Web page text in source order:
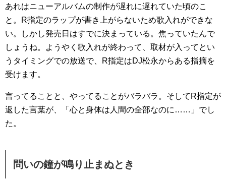
あれはニューアルバムの制作が遅れに遅れていた頃のこ
と。R指定のラップが書き上がらないため歌入れができな
い。しかし発売日はすでに決まっている。焦っていたんで
しょうね。ようやく歌入れが終わって、取材が入ってとい
うタイミングでの放送で、R指定はDJ松永からある指摘を
受けます。
言ってることと、やってることがバラバラ。そしてR指定が
返した言葉が、「心と身体は人間の全部なのに……」でし
た。
問いの鐘が鳴り止まぬとき